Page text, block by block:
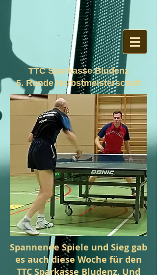
TTC Sparkasse Bludenz
5. Runde Herbstmeisterschaft
Spannende Spiele und Sieg gab
es auch diese Woche für den
TTC Sparkasse Bludenz. Und